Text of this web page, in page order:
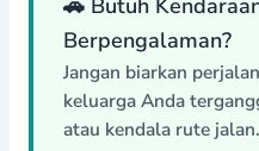
🚗 Butuh
Berpengalaman?
Jangan biarkan
keluarga Anda
atau kendala rute jalan.